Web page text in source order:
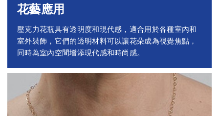
花藝應用
壓克力花瓶具有透明度和現代感，適合用於各種室內和
室外裝飾，它們的透明材料可以讓花朵成為視覺焦點，
同時為室內空間增添現代感和時尚感。